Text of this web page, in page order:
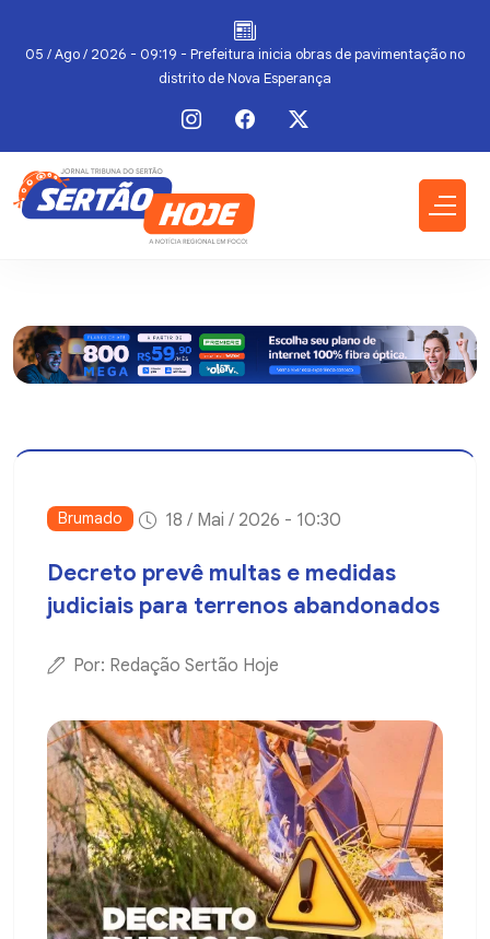
05 / Ago / 2026 - 09:19 - Prefeitura inicia obras de pavimentação no
distrito de Nova Esperança
Brumado 18 / Mai / 2026 - 10:30
Decreto prevê multas e medidas
judiciais para terrenos abandonados
Por: Redação Sertão Hoje